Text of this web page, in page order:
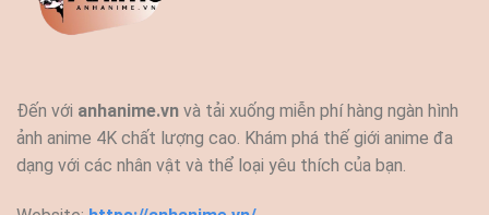
Đến với anhanime.vn và tải xuống miễn phí hàng ngàn hình
ảnh anime 4K chất lượng cao. Khám phá thế giới anime đa
dạng với các nhân vật và thể loại yêu thích của bạn.